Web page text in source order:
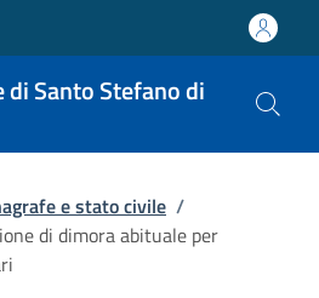
di Santo Stefano di
e stato civile /
di dimora abituale per